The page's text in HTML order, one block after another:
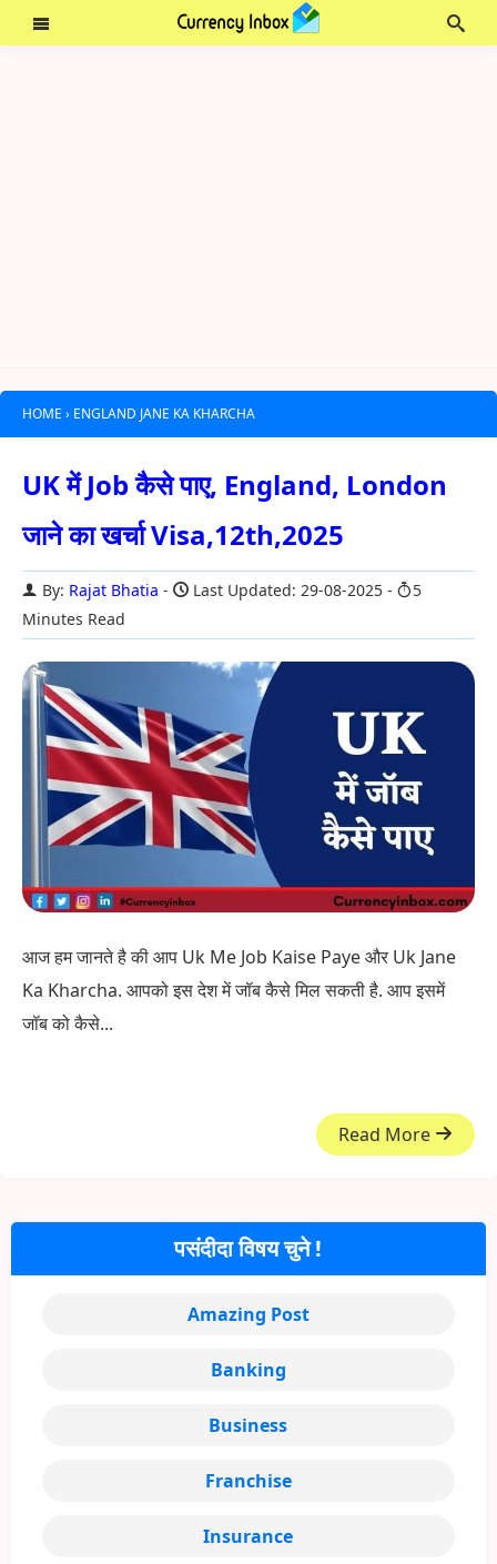
HOME › ENGLAND JANE KA KHARCHA
UK में Job कैसे पाए, England, London
जाने का खर्चा Visa,12th,2025
By: Rajat Bhatia Last Updated: 29-08-2025
5
Minutes Read
आज हम जानते है की आप Uk Me Job Kaise Paye और Uk Jane
Ka Kharcha. आपको इस देश में जॉब कैसे मिल सकती है. आप इसमें
जॉब को कैसे...
Read More
पसंदीदा विषय चुने !
Amazing Post
Banking
Business
Franchise
Insurance